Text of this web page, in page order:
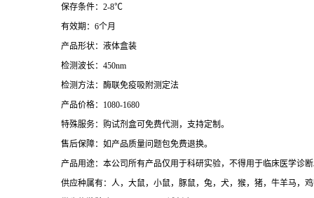
保存条件：2-8℃
有效期：6个月
产品形状：液体盒装
检测波长：450nm
检测方法：酶联免疫吸附测定法
产品价格：1080-1680
特殊服务：购试剂盒可免费代测，支持定制。
售后保障：如产品质量问题包免费退换。
产品用途：本公司所有产品仅用于科研实验，不得用于临床医学诊
供应种属有：人，大鼠，小鼠，豚鼠，兔，犬，猴，猪，牛羊马，